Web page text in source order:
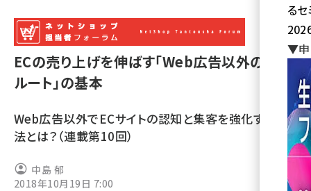
seo (3538)
ai (2820)
note (2322)
z世代 (1629)
ECの売り上げを伸ばす「Web広告以外の集客
ルート」の基本
Web広告以外でECサイトの認知と集客を強化する方
法とは？（連載第10回）
中島 郁
2018年10月19日 7:00
る
▼申